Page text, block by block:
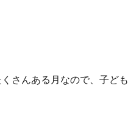
さんある月なので、子ども